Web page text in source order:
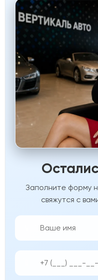
Заполните форму
свяжутся с